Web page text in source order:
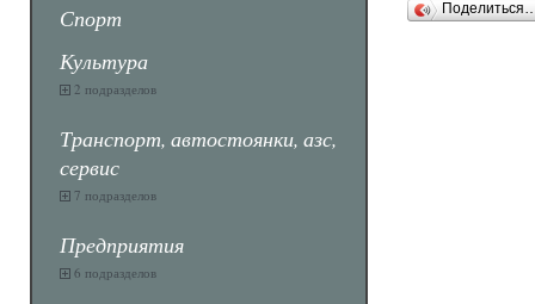
Спорт
Культура
2 подразделов
Транспорт, автостоянки, азс,
сервис
7 подразделов
Предприятия
6 подразделов